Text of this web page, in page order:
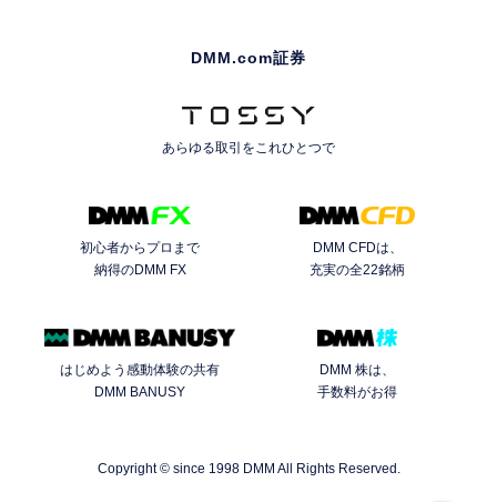
DMM.com証券
あらゆる取引をこれひとつで
初心者からプロまで
納得のDMM FX
DMM CFDは、
充実の全22銘柄
はじめよう感動体験の共有
DMM BANUSY
DMM 株は、
手数料がお得
Copyright © since 1998 DMM All Rights Reserved.